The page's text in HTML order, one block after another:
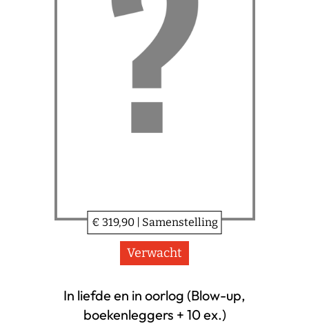
€ 319,90 | Samenstelling
Verwacht
In liefde en in oorlog (Blow-up,
boekenleggers + 10 ex.)